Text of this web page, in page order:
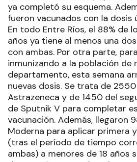
ya completó su esquema.
fueron vacunados con la dosis
En todo Entre Ríos, el 88% de
años ya tiene al menos una
con ambas. Por otra parte,
inmunizando a la población de
departamento, esta semana
nuevas dosis. Se trata de
Astrazeneca y de 1450 del
de Sputnik V para completar
vacunación. Además, llegaron
Moderna para aplicar primera
(tras el período de tiempo
ambas) a menores de 18 años